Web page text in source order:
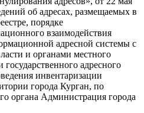
об адресах, размещаемых в
порядке
взаимодействия
адресной системы с
и органами местного
адресного
инвентаризации
города Курган, по
органа Администрация города